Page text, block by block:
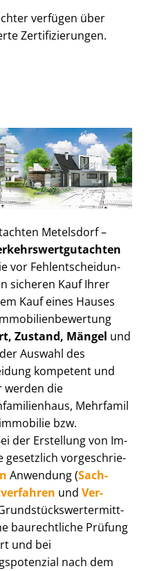
verfügen über
Zer­ti­fi­zie­run­gen.
Metelsdorf –
vor Fehl­ent­schei­dun­
sicheren Kauf Ihrer
Kauf eines Hauses
Zustand, Mängel und
Auswahl des
kompetent und
werden die
Mehr­fa­mi­l
bzw.
der Erstellung von Im­
gesetzlich vor­ge­schrie­
Anwendung (Sach­
und Ver­
baurechtliche Prüfung
und bei
nach dem